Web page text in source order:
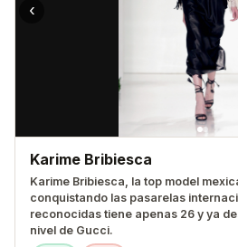
‹
Karime Bribiesca
Karime Bribiesca, la top model
conquistando las pasarelas
reconocidas tiene apenas 26 y ya
nivel de Gucci.